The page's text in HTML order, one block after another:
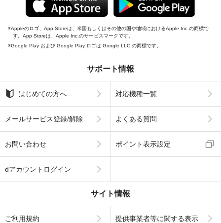
Appleのロゴ、App Storeは、米国もしくはその他の国や地域におけるApple Inc.の商標で
す。App Storeは、Apple Inc.のサービスマークです。
Google Play および Google Play ロゴは Google LLC の商標です。
サポート情報
はじめての方へ 対応機種一覧
メールサービス登録/解除 よくある質問
お問い合わせ ポイント表示設定
dアカウントログイン
サイト情報
ご利用規約 提供事業者等に関する表示